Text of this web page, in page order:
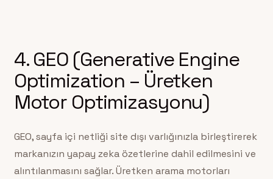
4. GEO (Generative Engine
Optimization – Üretken
Motor Optimizasyonu)
GEO, sayfa içi netliği site dışı varlığınızla birleştirerek
markanızın yapay zeka özetlerine dahil edilmesini ve
alıntılanmasını sağlar. Üretken arama motorları